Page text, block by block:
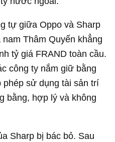
tự giữa Oppo và Sharp
Thâm Quyến khẳng
tỷ giá FRAND toàn cầu.
công ty nắm giữ bằng
phép sử dụng tài sản trí
bằng, hợp lý và không
Sharp bị bác bỏ. Sau